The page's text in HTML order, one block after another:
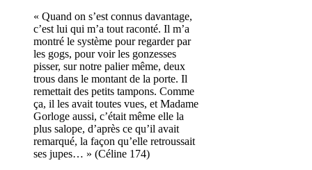
« Quand on s’est connus davantage,
c’est lui qui m’a tout raconté. Il m’a
montré le système pour regarder par
les gogs, pour voir les gonzesses
pisser, sur notre palier même, deux
trous dans le montant de la porte. Il
remettait des petits tampons. Comme
ça, il les avait toutes vues, et Madame
Gorloge aussi, c’était même elle la
plus salope, d’après ce qu’il avait
remarqué, la façon qu’elle retroussait
ses jupes… » (Céline 174)